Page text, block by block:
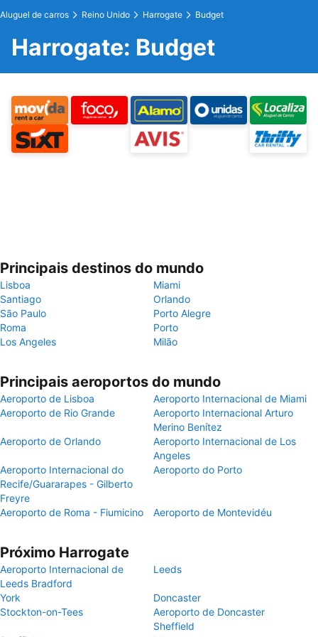
Aluguel de carros Reino Unido Harrogate Budget
Harrogate: Budget
Principais destinos do mundo
Lisboa
Miami
Santiago
Orlando
São Paulo
Porto Alegre
Roma
Porto
Los Angeles
Milão
Principais aeroportos do mundo
Aeroporto de Lisboa
Aeroporto Internacional de Miami
Aeroporto de Rio Grande
Aeroporto Internacional Arturo
Merino Benítez
Aeroporto de Orlando
Aeroporto Internacional de Los
Angeles
Aeroporto Internacional do
Recife/Guararapes - Gilberto
Freyre
Aeroporto do Porto
Aeroporto de Roma - Fiumicino Aeroporto de Montevidéu
Próximo Harrogate
Aeroporto Internacional de
Leeds Bradford
Leeds
York
Doncaster
Stockton-on-Tees
Aeroporto de Doncaster
Sheffield